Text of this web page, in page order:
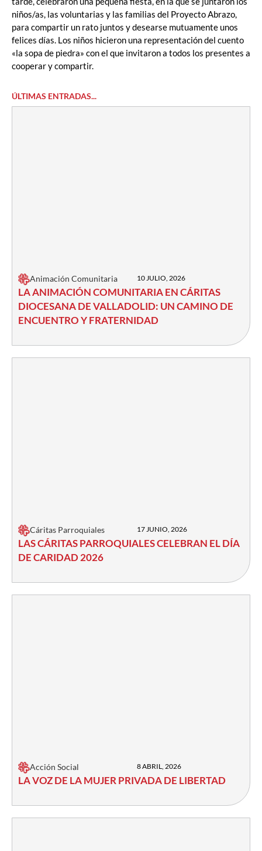
niños/as, las voluntarias y las familias del Proyecto Abrazo,
para compartir un rato juntos y desearse mutuamente unos
felices días. Los niños hicieron una representación del cuento
«la sopa de piedra» con el que invitaron a todos los presentes a
cooperar y compartir.
ÚLTIMAS ENTRADAS...
Animación Comunitaria 10 JULIO, 2026
LA ANIMACIÓN COMUNITARIA EN CÁRITAS
DIOCESANA DE VALLADOLID: UN CAMINO DE
ENCUENTRO Y FRATERNIDAD
Cáritas Parroquiales 17 JUNIO, 2026
LAS CÁRITAS PARROQUIALES CELEBRAN EL DÍA
DE CARIDAD 2026
Acción Social 8 ABRIL, 2026
LA VOZ DE LA MUJER PRIVADA DE LIBERTAD